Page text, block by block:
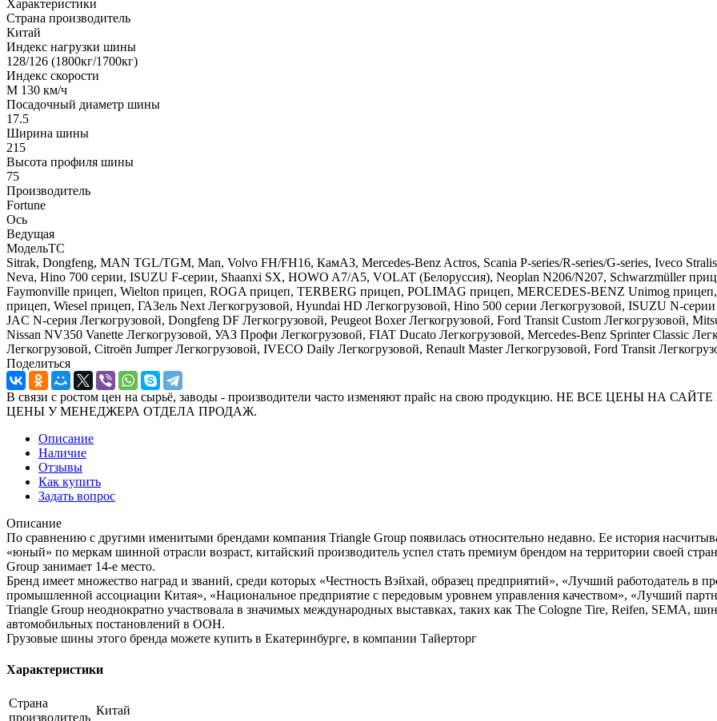
Характеристики
Страна производитель
Китай
Индекс нагрузки шины
128/126 (1800кг/1700кг)
Индекс скорости
M 130 км/ч
Посадочный диаметр шины
17.5
Ширина шины
215
Высота профиля шины
75
Производитель
Fortune
Ось
Ведущая
МодельТС
Sitrak, Dongfeng, MAN TGL/TGM, Man, Volvo FH/FH16, КамАЗ, Mercedes-Benz Actros, Scania P-series/R-series/G-series, Iveco
Neva, Hino 700 серии, ISUZU F-серии, Shaanxi SX, HOWO A7/A5, VOLAT (Белоруссия), Neoplan N206/N207, Schwarzmüller
Faymonville прицеп, Wielton прицеп, ROGA прицеп, TERBERG прицеп, POLIMAG прицеп, MERCEDES-BENZ Unimog прицеп,
прицеп, Wiesel прицеп, ГАЗель Next Легкогрузовой, Hyundai HD Легкогрузовой, Hino 500 серии Легкогрузовой, ISUZU N-
JAC N-серия Легкогрузовой, Dongfeng DF Легкогрузовой, Peugeot Boxer Легкогрузовой, Ford Transit Custom Легкогрузовой,
Nissan NV350 Vanette Легкогрузовой, УАЗ Профи Легкогрузовой, FIAT Ducato Легкогрузовой, Mercedes-Benz Sprinter Classic
Легкогрузовой, Citroën Jumper Легкогрузовой, IVECO Daily Легкогрузовой, Renault Master Легкогрузовой, Ford Transit
Поделиться
В связи с ростом цен на сырьё, заводы - производители часто изменяют прайс на свою продукцию. НЕ ВСЕ ЦЕНЫ
ЦЕНЫ У МЕНЕДЖЕРА ОТДЕЛА ПРОДАЖ.
Описание
Наличие
Отзывы
Как купить
Задать вопрос
Описание
По сравнению с другими именитыми брендами компания Triangle Group появилась относительно недавно. Ее история
«юный» по меркам шинной отрасли возраст, китайский производитель успел стать премиум брендом на территории своей
Group занимает 14-е место.
Бренд имеет множество наград и званий, среди которых «Честность Вэйхай, образец предприятий», «Лучший работодатель
промышленной ассоциации Китая», «Национальное предприятие с передовым уровнем управления качеством», «Лучший
Triangle Group неоднократно участвовала в значимых международных выставках, таких как The Cologne Tire, Reifen, SEMA,
автомобильных постановлений в ООН.
Грузовые шины этого бренда можете купить в Екатеринбурге, в компании Тайерторг
Характеристики
Страна
производитель
Китай